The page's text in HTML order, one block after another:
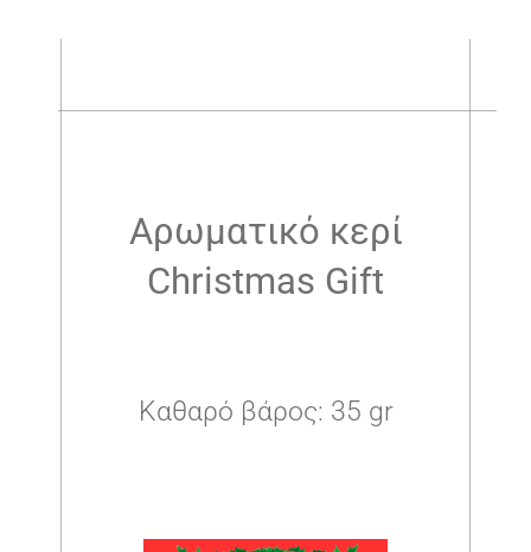
Αρωματικό κερί
Christmas Gift
Καθαρό βάρος: 35 gr